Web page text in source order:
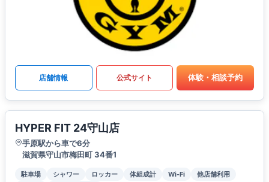
店舗情報 公式サイト 体験・相談予約
HYPER FIT 24守山店
手原駅から車で6分
滋賀県守山市梅田町 34番1
駐車場 シャワー ロッカー 体組成計 Wi-Fi
他店舗利用